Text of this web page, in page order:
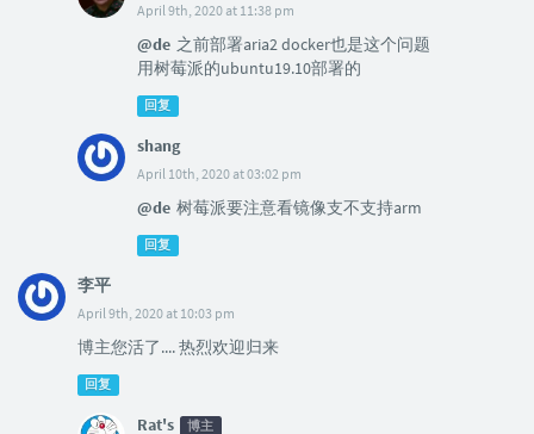
April 9th, 2020 at 11:38 pm
@de 之前部署aria2 docker也是这个问题
用树莓派的ubuntu19.10部署的
回复
shang
April 10th, 2020 at 03:02 pm
@de 树莓派要注意看镜像支不支持arm
回复
李平
April 9th, 2020 at 10:03 pm
博主您活了.... 热烈欢迎归来
回复
Rat's 博主